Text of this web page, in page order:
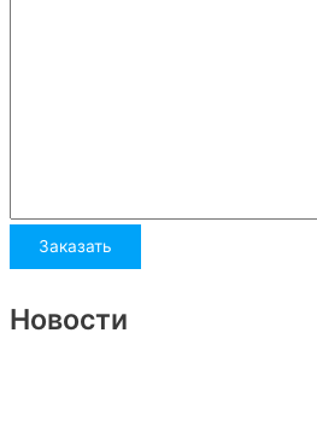
Новости